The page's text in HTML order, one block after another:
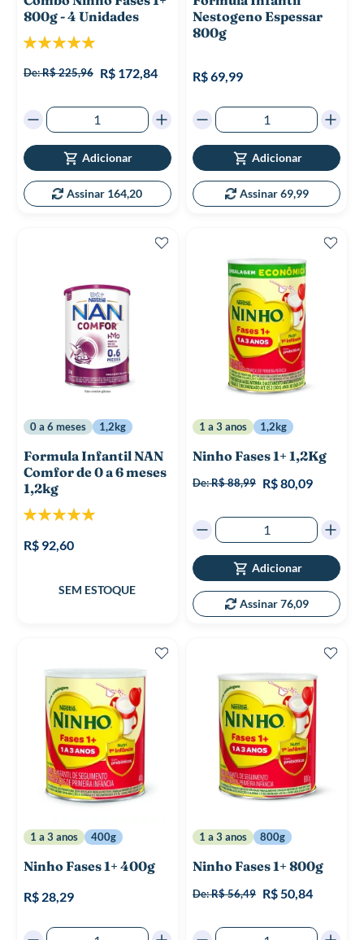
800g - 4 Unidades
Classificação:
De:R$ 225,96 R$ 172,84
Adicionar
Assinar 164,20
Nestogeno Espessar
800g
R$ 69,99
Adicionar
Assinar 69,99
0 a 6 meses 1,2kg
Formula Infantil NAN
Comfor de 0 a 6 meses
1,2kg
Classificação:
R$ 92,60
1 a 3 anos 1,2kg
Ninho Fases 1+ 1,2Kg
De:R$ 88,99 R$ 80,09
Adicionar
Assinar 76,09
1 a 3 anos 400g
Ninho Fases 1+ 400g
R$ 28,29
1 a 3 anos 800g
Ninho Fases 1+ 800g
De:R$ 56,49 R$ 50,84